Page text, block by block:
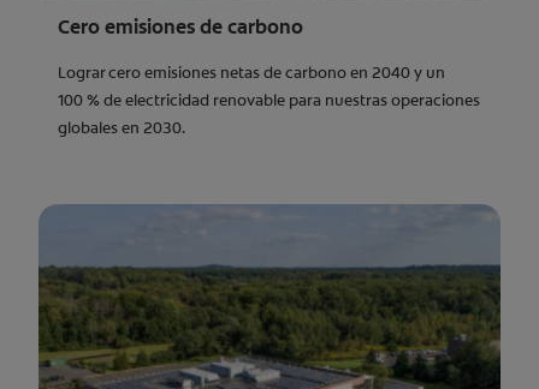
Cero emisiones de carbono
Lograr cero emisiones netas de carbono en 2040 y un
100 % de electricidad renovable para nuestras operaciones
globales en 2030.